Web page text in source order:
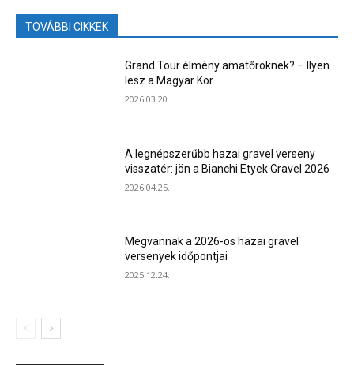
TOVÁBBI CIKKEK
Grand Tour élmény amatőröknek? – Ilyen
lesz a Magyar Kör
2026.03.20.
A legnépszerűbb hazai gravel verseny
visszatér: jön a Bianchi Etyek Gravel 2026
2026.04.25.
Megvannak a 2026-os hazai gravel
versenyek időpontjai
2025.12.24.